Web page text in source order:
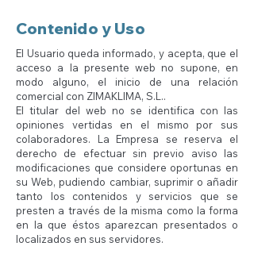
Contenido y Uso
El Usuario queda informado, y acepta, que el
acceso a la presente web no supone, en
modo alguno, el inicio de una relación
comercial con ZIMAKLIMA, S.L..
El titular del web no se identifica con las
opiniones vertidas en el mismo por sus
colaboradores. La Empresa se reserva el
derecho de efectuar sin previo aviso las
modificaciones que considere oportunas en
su Web, pudiendo cambiar, suprimir o añadir
tanto los contenidos y servicios que se
presten a través de la misma como la forma
en la que éstos aparezcan presentados o
localizados en sus servidores.